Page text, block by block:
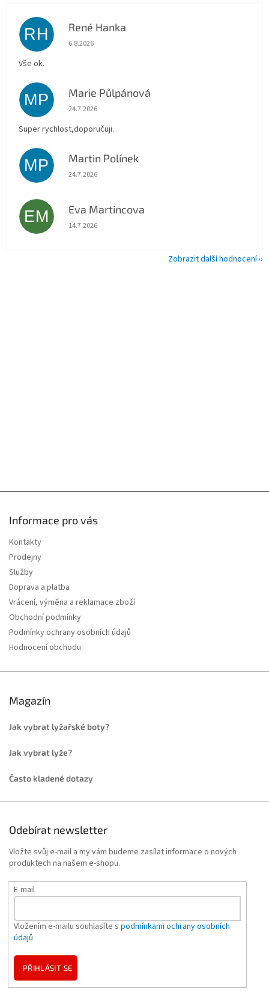
RH René Hanka
Hodnocení obchodu je 5 z 5 hvězdiček.
6.8.2026
Vše ok.
MP Marie Půlpánová
Hodnocení obchodu je 5 z 5 hvězdiček.
24.7.2026
Super rychlost,doporučuji.
MP Martin Polínek
Hodnocení obchodu je 5 z 5 hvězdiček.
24.7.2026
EM Eva Martincova
Hodnocení obchodu je 5 z 5 hvězdiček.
14.7.2026
Zobrazit další hodnocení
Informace pro vás
Kontakty
Prodejny
Služby
Doprava a platba
Vrácení, výměna a reklamace zboží
Obchodní podmínky
Podmínky ochrany osobních údajů
Hodnocení obchodu
Magazín
Jak vybrat lyžařské boty?
Jak vybrat lyže?
Často kladené dotazy
Odebírat newsletter
Vložte svůj e-mail a my vám budeme zasílat informace o nových
produktech na našem e-shopu.
E-mail
Vložením e-mailu souhlasíte s podmínkami ochrany osobních
údajů
PŘIHLÁSIT SE